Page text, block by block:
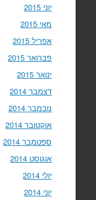
יוני 2015
מאי 2015
אפריל 2015
פברואר 2015
ינואר 2015
דצמבר 2014
נובמבר 2014
אוקטובר 2014
ספטמבר 2014
אוגוסט 2014
יולי 2014
יוני 2014